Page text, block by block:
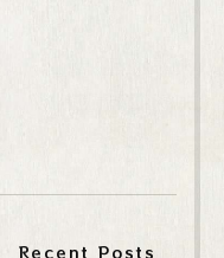
Recent Posts